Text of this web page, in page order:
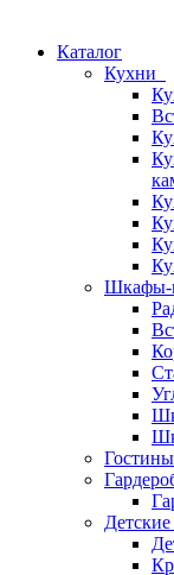
Каталог
Кухни
Шкафы-
Детские